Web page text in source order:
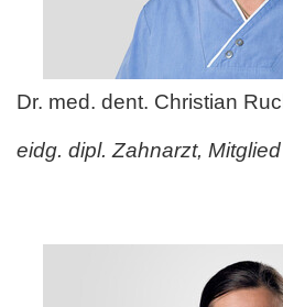
Dr. med. dent. Christian
eidg. dipl. Zahnarzt,